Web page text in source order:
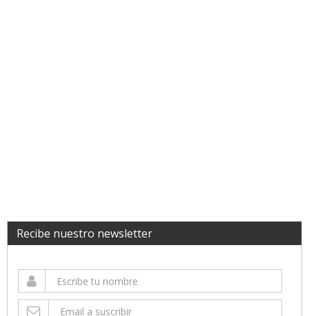
Recibe nuestro newsletter